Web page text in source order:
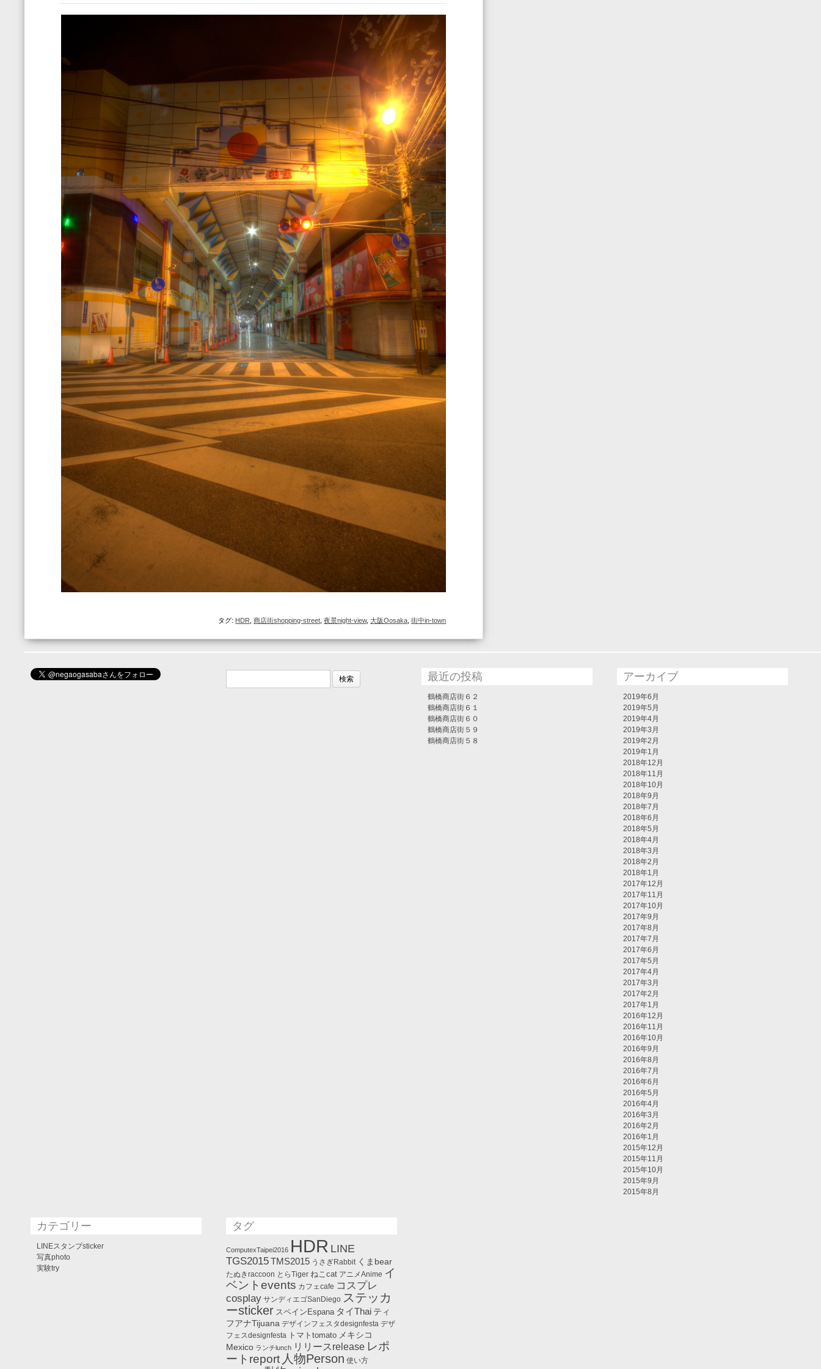
タグ: HDR ,商店街shopping-street ,夜景night-view,大阪Oosaka ,街中in-town
検
最近の投稿
鶴橋商店街６２
鶴橋商店街６１
鶴橋商店街６０
鶴橋商店街５９
鶴橋商店街５８
アーカイブ
2019年6月
2019年5月
2019年4月
2019年3月
2019年2月
2019年1月
2018年12月
2018年11月
2018年10月
2018年9月
2018年7月
2018年6月
2018年5月
2018年4月
2018年3月
2018年2月
2018年1月
2017年12月
2017年11月
2017年10月
2017年9月
2017年8月
2017年7月
2017年6月
2017年5月
2017年4月
2017年3月
2017年2月
2017年1月
2016年12月
2016年11月
2016年10月
2016年9月
2016年8月
2016年7月
2016年6月
2016年5月
2016年4月
2016年3月
2016年2月
2016年1月
2015年12月
2015年11月
2015年10月
2015年9月
2015年8月
カテゴリー
LINEスタンプsticker
写真photo
実験try
タグ
ComputexTaipei2016 HDR LINE
TGS2015 TMS2015 うさぎRabbit くまbear
たぬきraccoon とらTiger ねこcat アニメAnime イ
ベントevents カフェcafe コスプレ
cosplay サンディエゴSanDiego ステッカ
ーsticker スペインEspana タイThai ティ
フアナTijuana デザインフェスタdesignfesta デザ
フェスdesignfesta トマトtomato メキシコ
Mexico ランチlunch リリースrelease レポ
ートreport 人物Person 使い方